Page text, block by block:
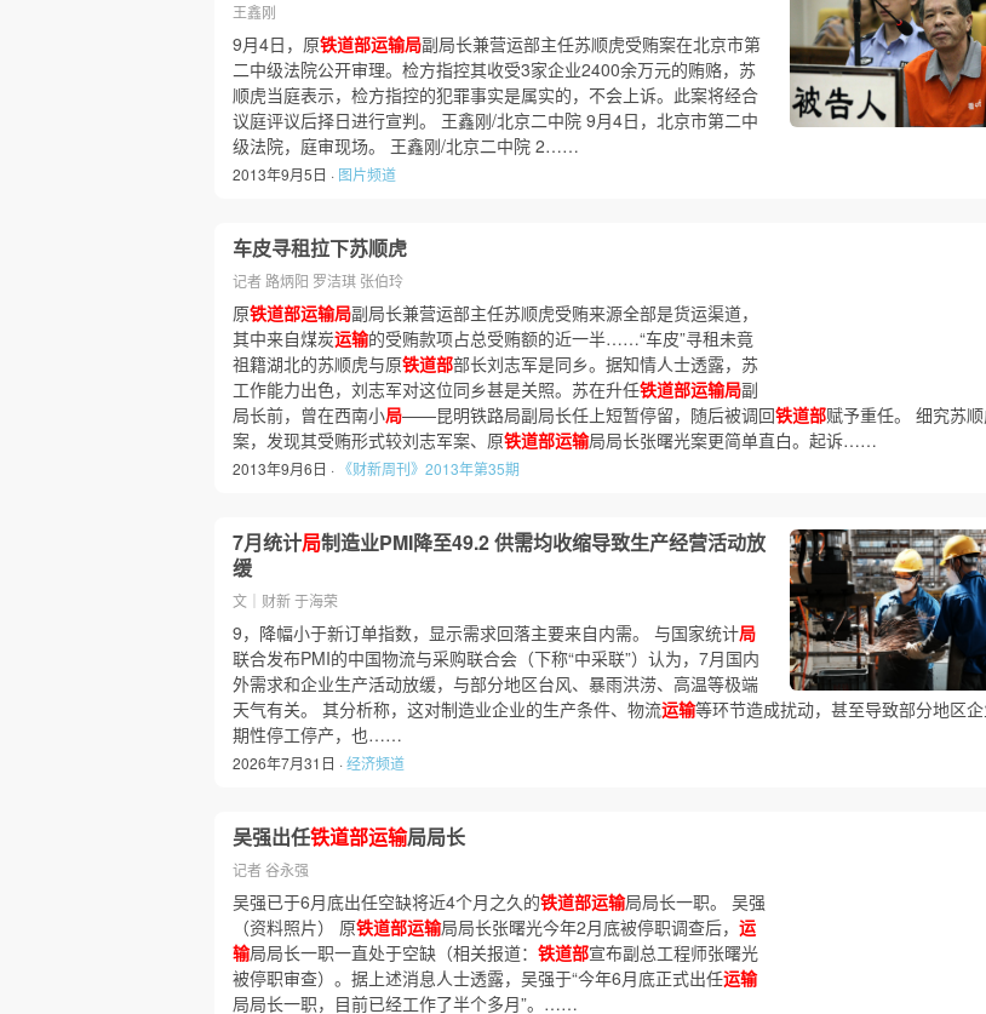
王鑫刚
9月4日，原铁道部运输局副局长兼营运部主任苏顺虎受贿案在北京市第
二中级法院公开审理。检方指控其收受3家企业2400余万元的贿赂，苏
顺虎当庭表示，检方指控的犯罪事实是属实的，不会上诉。此案将经合
议庭评议后择日进行宣判。 王鑫刚/北京二中院 9月4日，北京市第二中
级法院，庭审现场。 王鑫刚/北京二中院 2……
2013年9月5日 · 图片频道
车皮寻租拉下苏顺虎
记者 路炳阳 罗洁琪 张伯玲
原铁道部运输局副局长兼营运部主任苏顺虎受贿来源全部是货运渠道，
其中来自煤炭运输的受贿款项占总受贿额的近一半……“车皮”寻租未竟
祖籍湖北的苏顺虎与原铁道部部长刘志军是同乡。据知情人士透露，苏
工作能力出色，刘志军对这位同乡甚是关照。苏在升任铁道部运输局副
局长前，曾在西南小局——昆明铁路局副局长任上短暂停留，随后被调回铁道部赋予重任。 细究苏
案，发现其受贿形式较刘志军案、原铁道部运输局局长张曙光案更简单直白。起诉……
2013年9月6日 · 《财新周刊》2013年第35期
7月统计局制造业PMI降至49.2 供需均收缩导致生产经营活动放
缓
文｜财新 于海荣
9，降幅小于新订单指数，显示需求回落主要来自内需。 与国家统计局
联合发布PMI的中国物流与采购联合会（下称“中采联”）认为，7月国内
外需求和企业生产活动放缓，与部分地区台风、暴雨洪涝、高温等极端
天气有关。 其分析称，这对制造业企业的生产条件、物流运输等环节造成扰动，甚至导致部分地区
期性停工停产，也……
2026年7月31日 ·经济频道
吴强出任铁道部运输局局长
记者 谷永强
吴强已于6月底出任空缺将近4个月之久的铁道部运输局局长一职。 吴强
（资料照片） 原铁道部运输局局长张曙光今年2月底被停职调查后， 运
输局局长一职一直处于空缺（相关报道： 铁道部宣布副总工程师张曙光
被停职审查）。据上述消息人士透露，吴强于“今年6月底正式出任运输
局局长一职，目前已经工作了半个多月”。……